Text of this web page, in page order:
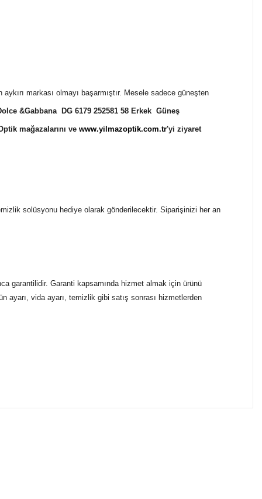
markası olmayı başarmıştır. Mesele sadece güneşten
&Gabbana DG 6179 252581 58 Erkek Güneş
mağazalarını ve www.yilmazoptik.com.tr'yi ziyaret
solüsyonu hediye olarak gönderilecektir. Siparişinizi her an
garantilidir. Garanti kapsamında hizmet almak için ürünü
ayarı, vida ayarı, temizlik gibi satış sonrası hizmetlerden